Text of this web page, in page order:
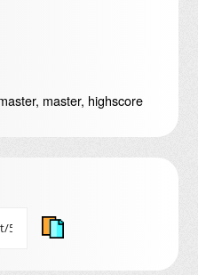
master, highscore